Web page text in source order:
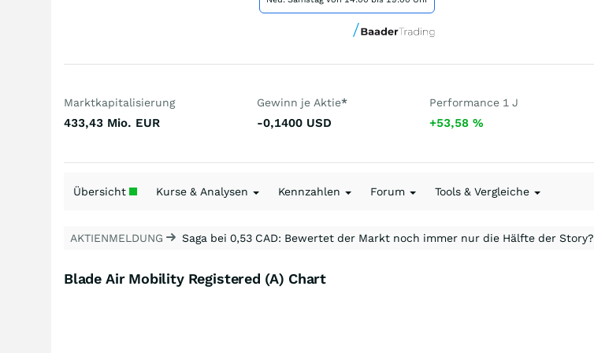
Marktkapitalisierung
433,43 Mio. EUR
Gewinn je Aktie*
-0,1400 USD
Performance 1 J
+53,58 %
Übersicht Kurse & Analysen Kennzahlen Forum Tools & Vergleiche
AKTIENMELDUNG Saga bei 0,53 CAD: Bewertet der Markt noch immer nur die Hälfte der Story?
Blade Air Mobility Registered (A) Chart